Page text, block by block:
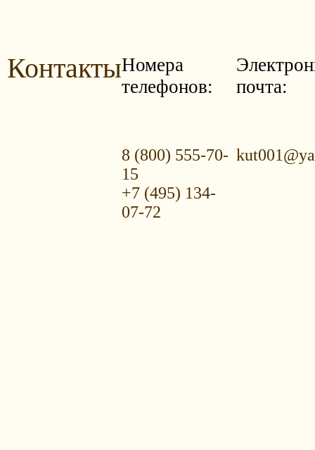
КонтактыНомера
телефонов:
8 (800) 555-70-
15
+7 (495) 134-
07-72
почта: